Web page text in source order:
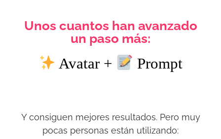
Unos cuantos han avanzado
un paso más:
Avatar + Prompt
Y consiguen mejores resultados. Pero muy
pocas personas están utilizando: